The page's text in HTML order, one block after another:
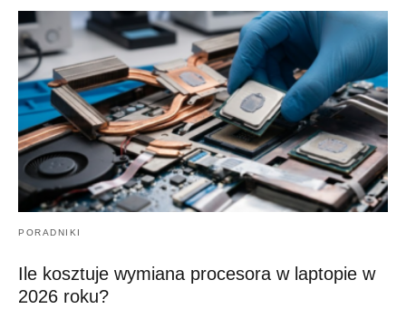
PORADNIKI
Ile kosztuje wymiana procesora w laptopie w
2026 roku?